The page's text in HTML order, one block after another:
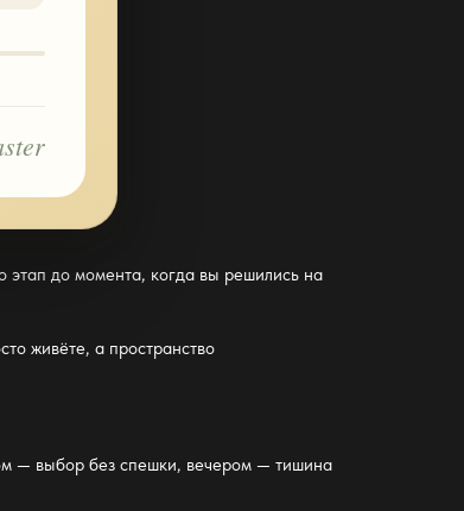
этап до момента, когда вы решились на
живёте, а пространство
— выбор без спешки, вечером — тишина